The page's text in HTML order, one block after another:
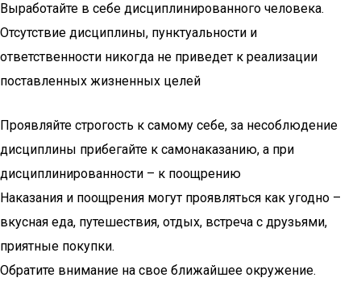
Выработайте в себе дисциплинированного человека.
Отсутствие дисциплины, пунктуальности и
ответственности никогда не приведет к реализации
поставленных жизненных целей
Проявляйте строгость к самому себе, за несоблюдение
дисциплины прибегайте к самонаказанию, а при
дисциплинированности – к поощрению
Наказания и поощрения могут проявляться как угодно –
вкусная еда, путешествия, отдых, встреча с друзьями,
приятные покупки.
Обратите внимание на свое ближайшее окружение.